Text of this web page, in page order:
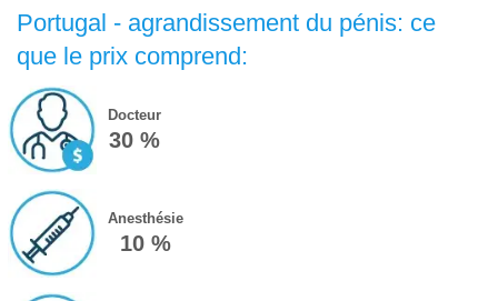
Portugal - agrandissement du pénis: ce
que le prix comprend:
Docteur
30 %
Anesthésie
10 %